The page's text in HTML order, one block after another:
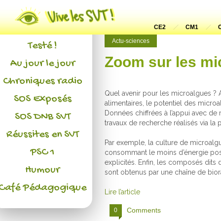
CE2 CM1
Actu-sciences
Zoom sur les
Quel avenir pour les microalgues ?
alimentaires, le potentiel des
Données chiffrées à l’appui avec
travaux de recherche réalisés via la
Par exemple, la culture de
consommant le moins d’énergie
explicités. Enfin, les composés dits
sont obtenus par une chaîne de
Lire l’article
0 Comments
Actualités
L'association
Testé !
Au jour le jour
Chroniques radio
SOS Exposés
SOS DNB SVT
Réussites en SVT
PSC 1
Humour
Pédagogique